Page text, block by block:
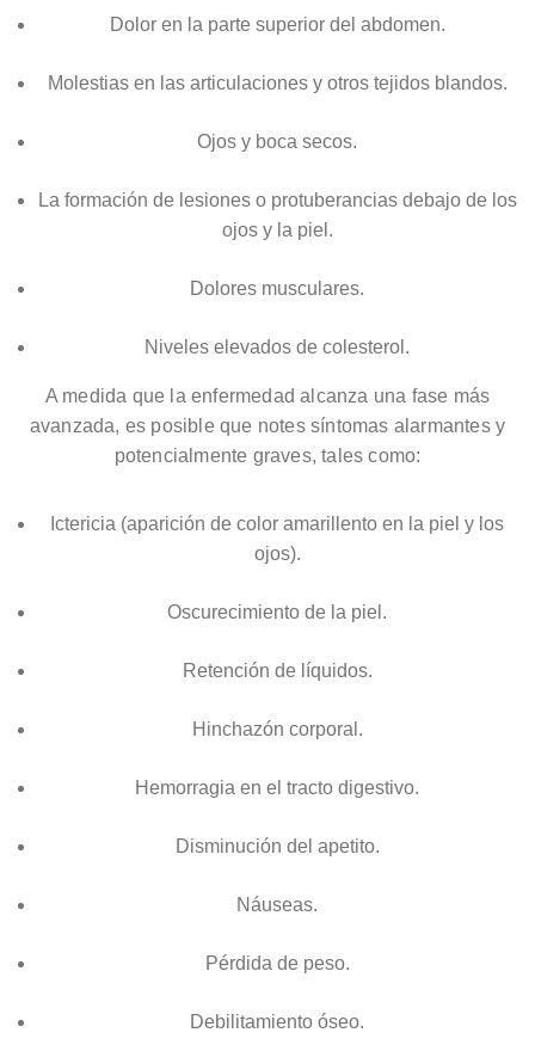
Dolor en la parte superior del abdomen.
Molestias en las articulaciones y otros tejidos blandos.
Ojos y boca secos.
La formación de lesiones o protuberancias debajo de los
ojos y la piel.
Dolores musculares.
Niveles elevados de colesterol.
A medida que la enfermedad alcanza una fase más
avanzada, es posible que notes síntomas alarmantes y
potencialmente graves, tales como:
Ictericia (aparición de color amarillento en la piel y los
ojos).
Oscurecimiento de la piel.
Retención de líquidos.
Hinchazón corporal.
Hemorragia en el tracto digestivo.
Disminución del apetito.
Náuseas.
Pérdida de peso.
Debilitamiento óseo.